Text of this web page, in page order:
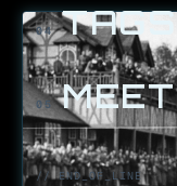
04 TAGS
05 MEET
// END_OF_LINE